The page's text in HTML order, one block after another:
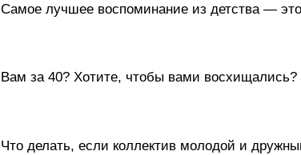
Самое лучшее воспоминание из детства —
Вам за 40? Хотите, чтобы вами восхищались?
Что делать, если коллектив молодой и